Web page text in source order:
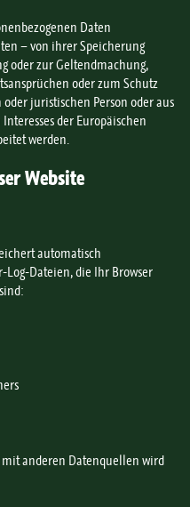
Daten
– von ihrer Speicherung
oder zur Geltendmachung,
oder zum Schutz
juristischen Person oder aus
der Europäischen
werden.
Website
automatisch
Dateien, die Ihr Browser
anderen Datenquellen wird